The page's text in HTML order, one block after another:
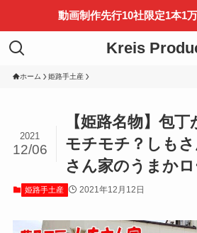
動画制作先行10社限定1本1
Kreis
ホーム 姫路手土産
【姫路名物】包
モチモチ？しも
さん家のうまかロ
2021
12/06
姫路手土産 2021年12月12日